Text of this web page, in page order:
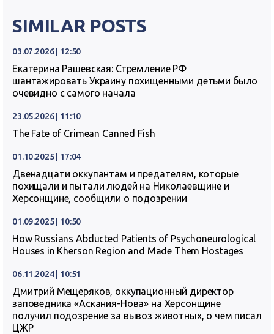
SIMILAR POSTS
03.07.2026 | 12:50
Екатерина Рашевская: Стремление РФ
шантажировать Украину похищенными детьми было
очевидно с самого начала
23.05.2026 | 11:10
The Fate of Crimean Canned Fish
01.10.2025 | 17:04
Двенадцати оккупантам и предателям, которые
похищали и пытали людей на Николаевщине и
Херсонщине, сообщили о подозрении
01.09.2025 | 10:50
How Russians Abducted Patients of Psychoneurological
Houses in Kherson Region and Made Them Hostages
06.11.2024 | 10:51
Дмитрий Мещеряков, оккупационный директор
заповедника «Аскания-Нова» на Херсонщине
получил подозрение за вывоз животных, о чем писал
ЦЖР